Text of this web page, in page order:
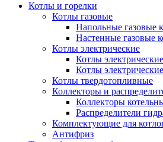
Котлы и горелки
Котлы газовые
Напольные газовые
Настенные газовые
Котлы электрические
Котлы
Котлы
Котлы твердотопливные
Коллекторы и
Коллекторы
Распределители
Комплектующие для
Антифриз